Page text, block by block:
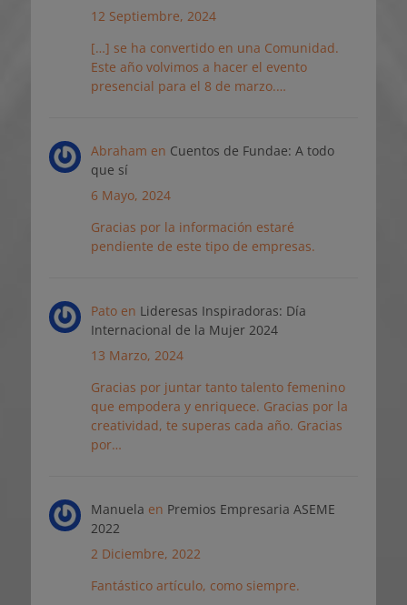
12 Septiembre, 2024
[…] se ha convertido en una Comunidad.
Este año volvimos a hacer el evento
presencial para el 8 de marzo.…
Abraham en Cuentos de Fundae: A todo
que sí
6 Mayo, 2024
Gracias por la información estaré
pendiente de este tipo de empresas.
Patoen Lideresas Inspiradoras: Día
Internacional de la Mujer 2024
13 Marzo, 2024
Gracias por juntar tanto talento femenino
que empodera y enriquece. Gracias por la
creatividad, te superas cada año. Gracias
por…
Manuela en Premios Empresaria ASEME
2022
2 Diciembre, 2022
Fantástico artículo, como siempre.